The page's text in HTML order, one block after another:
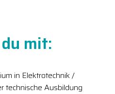
mit:
in Elektrotechnik /
technische Ausbildung